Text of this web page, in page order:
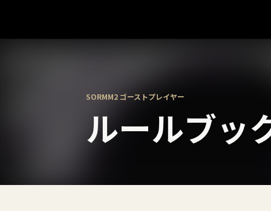
SORMM2 ゴーストプレイヤー
ルールブッ